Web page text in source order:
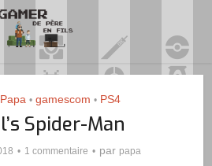
• gamescom • PS4
Spider-Man
1 commentaire par papa